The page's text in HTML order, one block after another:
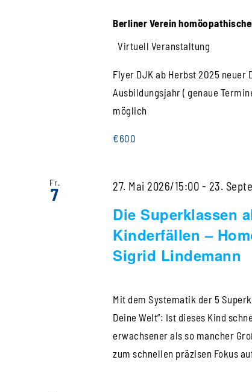
Berliner Verein
Virtuell Veranstaltung
Flyer DJK ab Herbst 2025 neuer
Ausbildungsjahr ( genaue
möglich
€600
Fr.
7
Die Superklassen
Kinderfällen –
Sigrid Lindemann
27. Mai 2026/15:00 - 23.
Mit dem Systematik der 5
Deine Welt”: Ist dieses Kind
erwachsener als so mancher
zum schnellen präzisen Fokus